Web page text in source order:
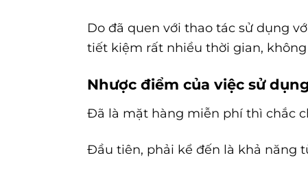
Do đã quen với thao tác sử dụng
tiết kiệm rất nhiều thời gian,
Nhược điểm của việc sử
Đã là mặt hàng miễn phí thì chắc
Đầu tiên, phải kể đến là khả năng